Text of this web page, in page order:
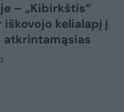
– „Kibirkštis“
iškovojo kelialapį į
atkrintamąsias